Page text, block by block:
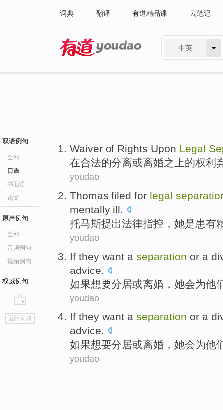
词典 翻译 有道精品课 云笔记
中英
双语例句
全部
口语
书面语
论文
原声例句
全部
音频例句
视频例句
权威例句
go
top
返回词典
Waiver of Rights Upon Legal
在合法的分离或离婚之上的权利
youdao
Thomas filed for legal
mentally ill.
托马斯提出法律指控 ， 她是患有
youdao
If they want a separation or a
advice
如果想要分居或离婚 ， 她会为他
youdao
If they want a separation or a
advice.
如果想要分居或离婚 ， 她会为他
youdao